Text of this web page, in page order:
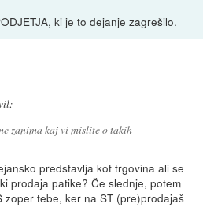
ki je to dejanje zagrešilo.
:
zanima kaj vi mislite o takih
predstavlja kot trgovina ali se
prodaja patike? Če slednje, potem
zoper tebe, ker na ST (pre)prodajaš